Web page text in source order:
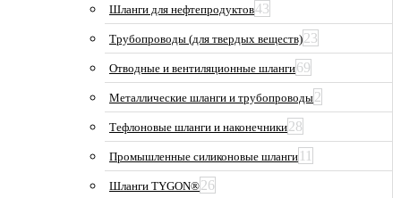
Шланги для нефтепродуктов43
Трубопроводы (для твердых веществ)23
Отводные и вентиляционные шланги69
Металлические шланги и трубопроводы2
Тефлоновые шланги и наконечники28
Промышленные силиконовые шланги 11
Шланги TYGON®26